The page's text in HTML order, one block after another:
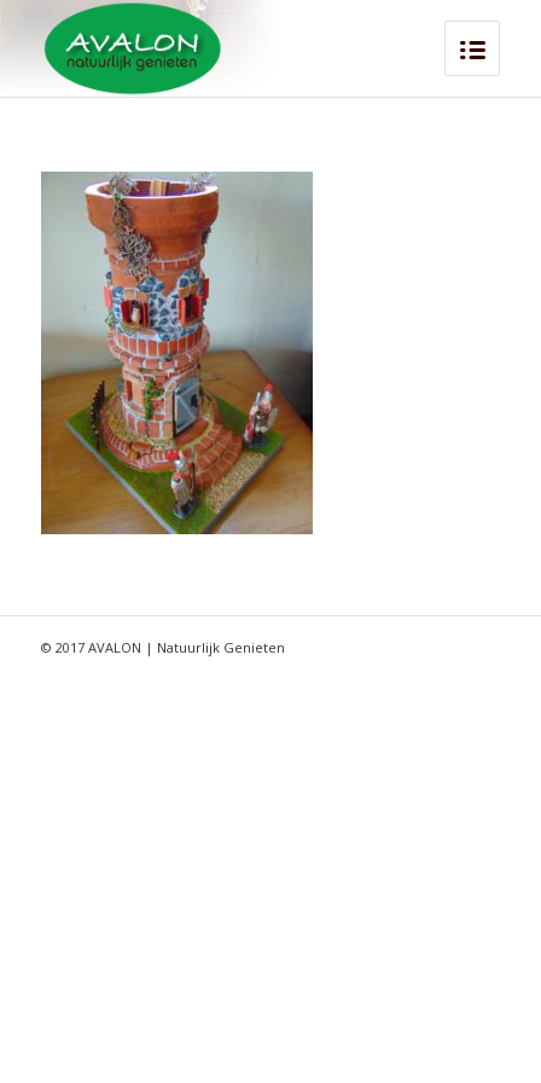
© 2017 AVALON | Natuurlijk Genieten